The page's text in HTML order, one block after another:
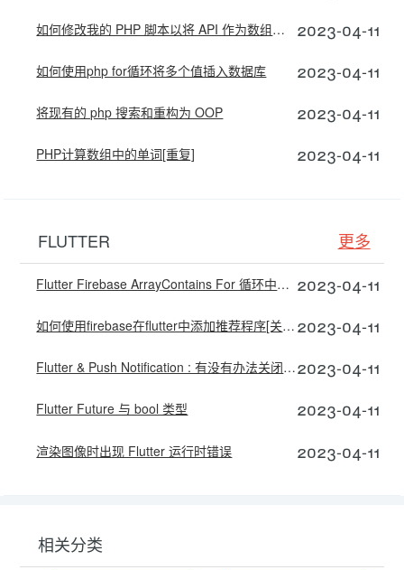
如何修改我的 PHP 脚本以将 API 作为数组读取？ 2023-04-11
如何使用php for循环将多个值插入数据库 2023-04-11
将现有的 php 搜索和重构为 OOP 2023-04-11
PHP计算数组中的单词[重复] 2023-04-11
FLUTTER 更多
Flutter Firebase ArrayContains For 循环中的查询 2023-04-11
如何使用firebase在flutter中添加推荐程序[关闭] 2023-04-11
Flutter & Push Notification : 有没有办法关闭推送通知？2023-04-11
Flutter Future 与 bool 类型 2023-04-11
渲染图像时出现 Flutter 运行时错误 2023-04-11
相关分类